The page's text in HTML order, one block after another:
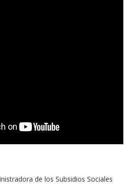
de los Subsidios Sociales